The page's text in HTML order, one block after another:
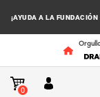
¡AYUDA A LA
0
INICIO